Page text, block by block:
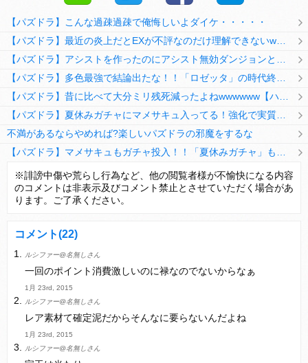
【パズドラ】こんな過疎過疎で俺悔しいよダイケ・・・・・
不満があるならやめれば?楽しいパズドラの邪魔をするな
【パズドラ】TB・HEARTSの6人は全員分岐進化とアシスト2種あり！HEARTSエンジェルの進化いいな
変な所でセーブして詰んだゲーム、貴方にはありますか？
Powered by livedoor 相互RSS
※誹謗中傷や荒らし行為など、他の閲覧者様が不愉快になる内容
のコメントは非表示及びコメント禁止とさせていただく場合があ
ります。ご了承ください。
コメント(22)
ルシファー@名無しさん
一回のポイント消費激しいのに禄なのでないからなぁ
1月 23rd, 2015
ルシファー@名無しさん
レア素材て確定泥だからそんなに要らないんだよね
1月 23rd, 2015
ルシファー@名無しさん